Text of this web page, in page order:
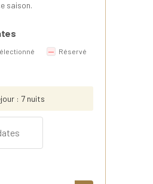
saison.
Réservé
: 7 nuits